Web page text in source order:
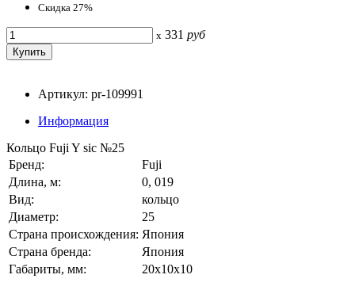
Скидка 27%
x 331 руб
Артикул: pr-109991
Информация
Кольцо Fuji Y sic №25
Бренд:
Fuji
Длина, м:
0, 019
Вид:
кольцо
Диаметр:
25
Страна происхождения: Япония
Страна бренда:
Япония
Габариты, мм:
20x10x10